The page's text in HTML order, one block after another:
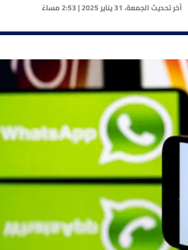
آخر تحديثالجمعة، 31 يناير 2025 | 2:53 مساءً